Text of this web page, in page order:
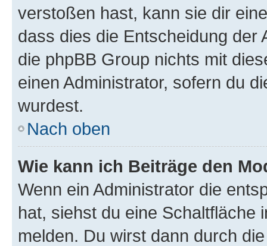
verstoßen hast, kann sie dir
dass dies die Entscheidung der
die phpBB Group nichts mit
einen Administrator, sofern du
wurdest.
Nach oben
Wie kann ich Beiträge den
Wenn ein Administrator die
hat, siehst du eine Schaltfläche
melden. Du wirst dann durch